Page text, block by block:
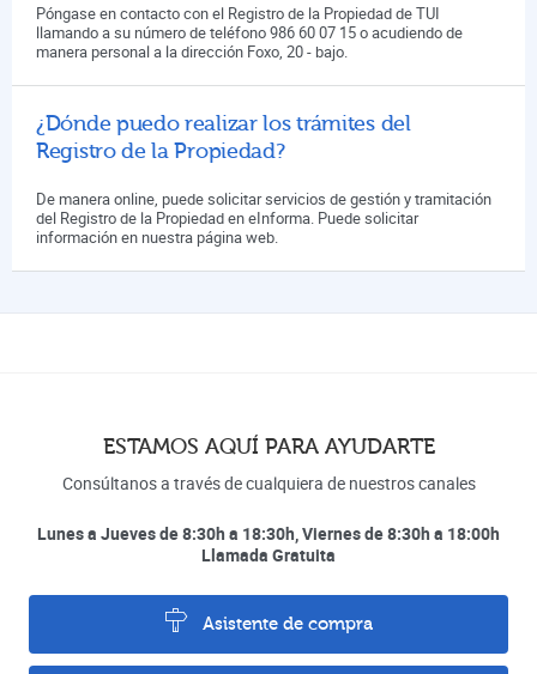
Póngase en contacto con el Registro de la Propiedad de TUI
llamando a su número de teléfono 986 60 07 15 o acudiendo de
manera personal a la dirección Foxo, 20 - bajo.
¿Dónde puedo realizar los trámites del
Registro de la Propiedad?
De manera online, puede solicitar servicios de gestión y tramitación
del Registro de la Propiedad en eInforma. Puede solicitar
información en nuestra página web.
ESTAMOS AQUÍ PARA AYUDARTE
Consúltanos a través de cualquiera de nuestros canales
Lunes a Jueves de 8:30h a 18:30h, Viernes de 8:30h a 18:00h
Llamada Gratuita
Asistente de compra